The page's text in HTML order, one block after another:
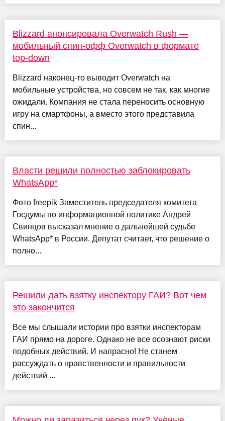
Blizzard анонсировала Overwatch Rush —
мобильный спин-офф Overwatch в формате
top-down
Blizzard наконец-то выводит Overwatch на
мобильные устройства, но совсем не так, как многие
ожидали. Компания не стала переносить основную
игру на смартфоны, а вместо этого представила
спин...
Власти решили полностью заблокировать
WhatsApp*
Фото freepik Заместитель председателя комитета
Госдумы по информационной политике Андрей
Свинцов высказал мнение о дальнейшей судьбе
WhatsApp* в России. Депутат считает, что решение о
полно...
Решили дать взятку инспектору ГАИ? Вот чем
это закончится
Все мы слышали истории про взятки инспекторам
ГАИ прямо на дороге. Однако не все осознают риски
подобных действий. И напрасно! Не станем
рассуждать о нравственности и правильности
действий ...